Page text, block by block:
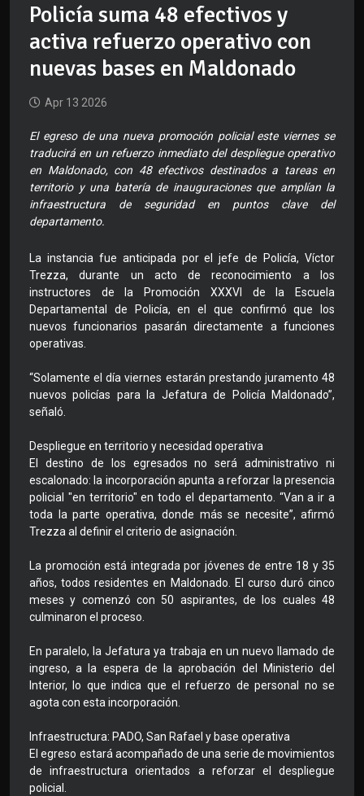
Policía suma 48 efectivos y
activa refuerzo operativo con
nuevas bases en Maldonado
Apr 13 2026
El egreso de una nueva promoción policial este viernes se
traducirá en un refuerzo inmediato del despliegue operativo
en Maldonado, con 48 efectivos destinados a tareas en
territorio y una batería de inauguraciones que amplían la
infraestructura de seguridad en puntos clave del
departamento.
La instancia fue anticipada por el jefe de Policía, Víctor
Trezza, durante un acto de reconocimiento a los
instructores de la Promoción XXXVI de la Escuela
Departamental de Policía, en el que confirmó que los
nuevos funcionarios pasarán directamente a funciones
operativas.
“Solamente el día viernes estarán prestando juramento 48
nuevos policías para la Jefatura de Policía Maldonado”,
señaló.
Despliegue en territorio y necesidad operativa
El destino de los egresados no será administrativo ni
escalonado: la incorporación apunta a reforzar la presencia
policial "en territorio" en todo el departamento. “Van a ir a
toda la parte operativa, donde más se necesite”, afirmó
Trezza al definir el criterio de asignación.
La promoción está integrada por jóvenes de entre 18 y 35
años, todos residentes en Maldonado. El curso duró cinco
meses y comenzó con 50 aspirantes, de los cuales 48
culminaron el proceso.
En paralelo, la Jefatura ya trabaja en un nuevo llamado de
ingreso, a la espera de la aprobación del Ministerio del
Interior, lo que indica que el refuerzo de personal no se
agota con esta incorporación.
Infraestructura: PADO, San Rafael y base operativa
El egreso estará acompañado de una serie de movimientos
de infraestructura orientados a reforzar el despliegue
policial.